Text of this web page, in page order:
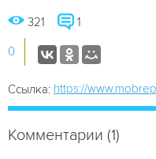
321 1
0
Ссылка: https://
Комментарии (1)